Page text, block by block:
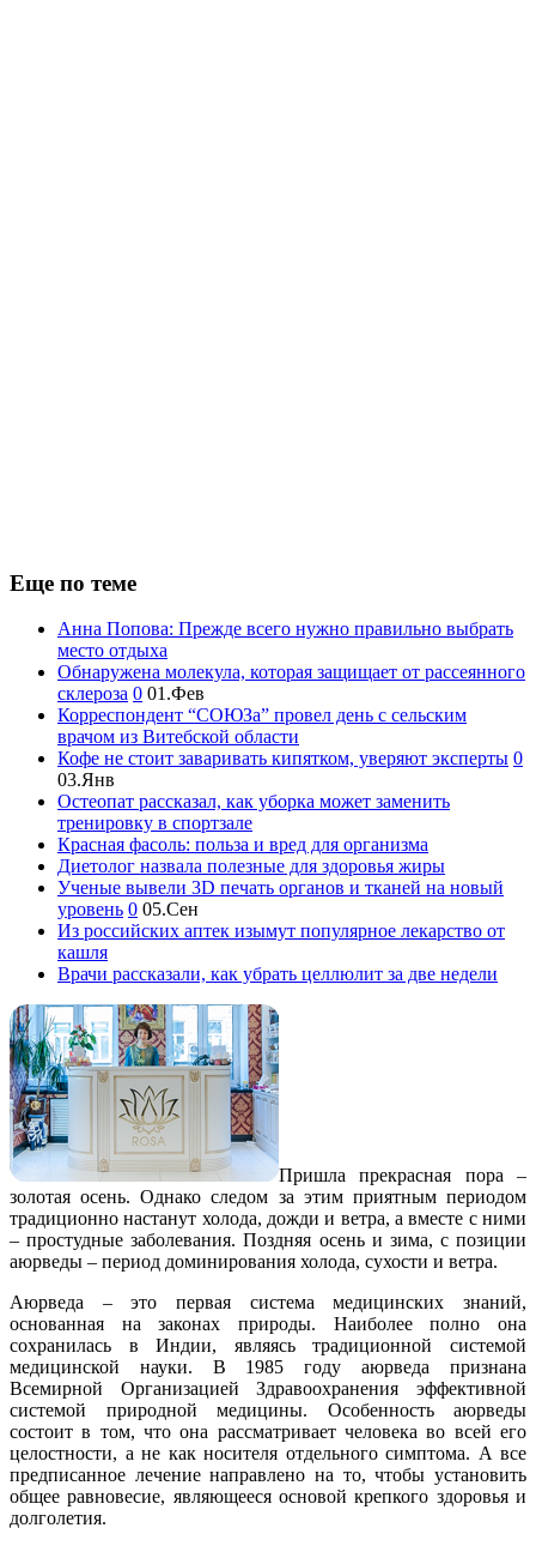
Еще по теме
Анна Попова: Прежде всего нужно правильно выбрать
место отдыха
Обнаружена молекула, которая защищает от рассеянного
склероза 0 01.Фев
Корреспондент “СОЮЗа” провел день с сельским
врачом из Витебской области
Кофе не стоит заваривать кипятком, уверяют эксперты 0
03.Янв
Остеопат рассказал, как уборка может заменить
тренировку в спортзале
Красная фасоль: польза и вред для организма
Диетолог назвала полезные для здоровья жиры
Ученые вывели 3D печать органов и тканей на новый
уровень 0 05.Сен
Из российских аптек изымут популярное лекарство от
кашля
Врачи рассказали, как убрать целлюлит за две недели
Пришла прекрасная пора –
золотая осень. Однако следом за этим приятным периодом
традиционно настанут холода, дожди и ветра, а вместе с ними
– простудные заболевания. Поздняя осень и зима, с позиции
аюрведы – период доминирования холода, сухости и ветра.
Аюрведа – это первая система медицинских знаний,
основанная на законах природы. Наиболее полно она
сохранилась в Индии, являясь традиционной системой
медицинской науки. В 1985 году аюрведа признана
Всемирной Организацией Здравоохранения эффективной
системой природной медицины. Особенность аюрведы
состоит в том, что она рассматривает человека во всей его
целостности, а не как носителя отдельного симптома. А все
предписанное лечение направлено на то, чтобы установить
общее равновесие, являющееся основой крепкого здоровья и
долголетия.